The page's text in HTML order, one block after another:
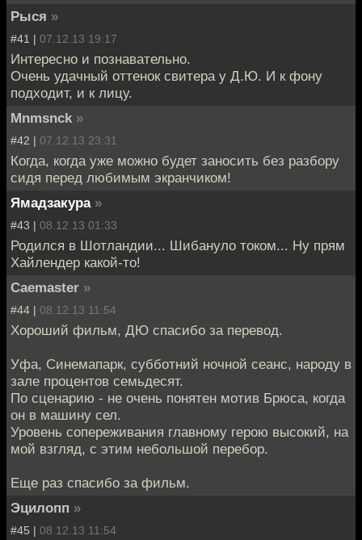
Рыся »
#41 | 07.12.13 19:17
Интересно и познавательно.
Очень удачный оттенок свитера у Д.Ю. И к фону
подходит, и к лицу.
Mnmsnck »
#42 | 07.12.13 23:31
Когда, когда уже можно будет заносить без разбору
сидя перед любимым экранчиком!
Ямадзакура »
#43 | 08.12.13 01:33
Родился в Шотландии... Шибануло током... Ну прям
Хайлендер какой-то!
Caemaster »
#44 | 08.12.13 11:54
Хороший фильм, ДЮ спасибо за перевод.
Уфа, Синемапарк, субботний ночной сеанс, народу в
зале процентов семьдесят.
По сценарию - не очень понятен мотив Брюса, когда
он в машину сел.
Уровень сопереживания главному герою высокий, на
мой взгляд, с этим небольшой перебор.
Еще раз спасибо за фильм.
Эцилопп »
#45 | 08.12.13 11:54